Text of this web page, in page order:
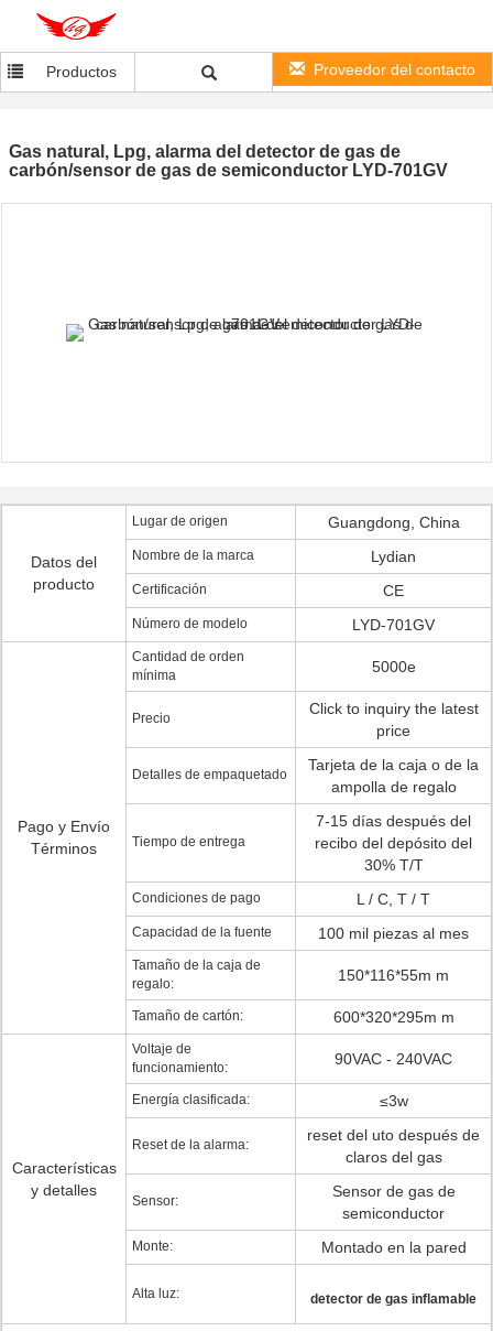
Productos Proveedor del contacto
Gas natural, Lpg, alarma del detector de gas de
carbón/sensor de gas de semiconductor LYD-701GV
Datos del
producto
Lugar de origen Guangdong, China
Nombre de la marca Lydian
Certificación CE
Número de modelo LYD-701GV
Pago y Envío
Términos
Cantidad de orden
mínima
5000e
Precio
Click to inquiry the latest
price
Detalles de empaquetado
Tarjeta de la caja o de la
ampolla de regalo
Tiempo de entrega
7-15 días después del
recibo del depósito del
30% T/T
Condiciones de pago L / C, T / T
Capacidad de la fuente 100 mil piezas al mes
Tamaño de la caja de
regalo:
150*116*55m m
Tamaño de cartón: 600*320*295m m
Características
y detalles
Voltaje de
funcionamiento:
90VAC - 240VAC
Energía clasificada: ≤3w
Reset de la alarma:
reset del uto después de
claros del gas
Sensor:
Sensor de gas de
semiconductor
Monte: Montado en la pared
Alta luz: detector de gas inflamable